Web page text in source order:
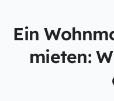
Ein
mieten: